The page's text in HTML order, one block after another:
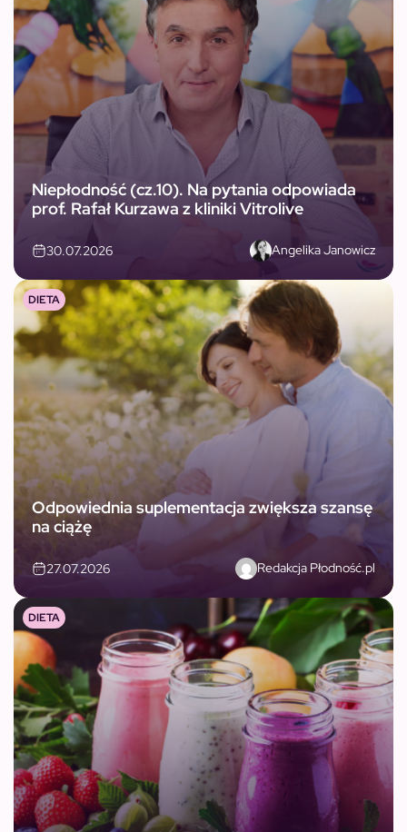
Niepłodność (cz.10). Na pytania odpowiada
prof. Rafał Kurzawa z kliniki Vitrolive
30.07.2026 Angelika Janowicz
Odpowiednia suplementacja zwiększa szansę
na ciążę
27.07.2026 Redakcja Płodność.pl
DIETA
DIETA